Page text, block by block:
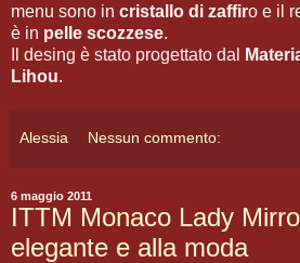
menu sono in cristallo di zaffiro e il
è in pelle scozzese.
Il desing è stato progettato dal
Lihou.
Alessia Nessun commento:
6 maggio 2011
ITTM Monaco Lady
elegante e alla moda